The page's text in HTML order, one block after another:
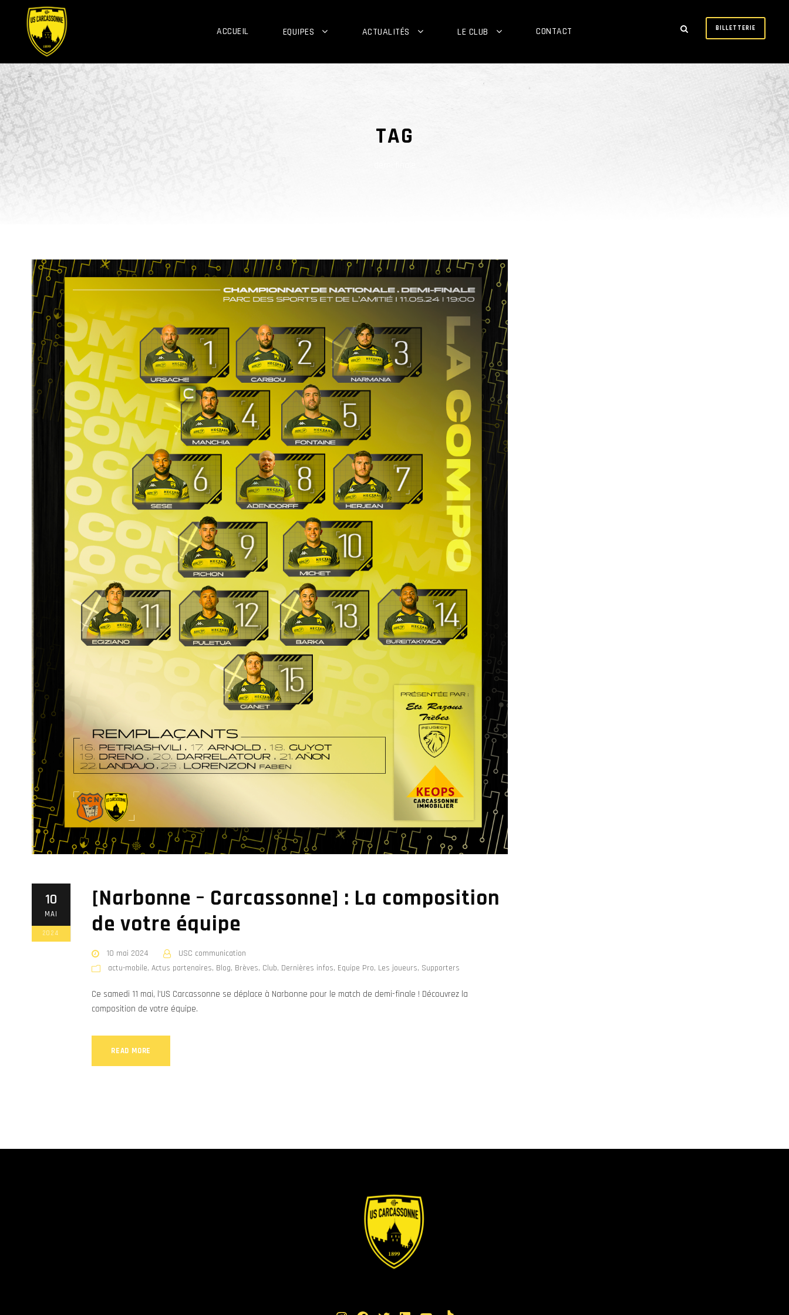
ACCUEIL EQUIPES ACTUALITÉS LE CLUB CONTACT BILLETTERIE
TAG
10
MAI
2024
[Narbonne – Carcassonne] : La composition
de votre équipe
10 mai 2024
USC communication
actu-mobile, Actus partenaires, Blog, Brèves, Club, Dernières infos, Equipe Pro, Les joueurs, Supporters
Ce samedi 11 mai, l’US Carcassonne se déplace à Narbonne pour le match de demi-finale ! Découvrez la
composition de votre équipe.
READ MORE